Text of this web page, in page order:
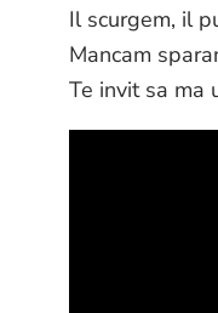
Il scurgem, il
Mancam
Te invit sa ma